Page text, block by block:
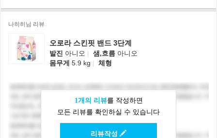
나히히님 리뷰
오로라 스킨핏 밴드 3단계
발진 아니오 | 샘,흐름 아니오
몸무게 5.9 kg | 체형
1개의 리뷰를 작성하면
모든 리뷰를 확인하실 수 있습니다
리뷰작성